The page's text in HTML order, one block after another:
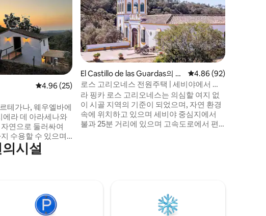
평점 4.96점(5점 만점), 후기 25개
4.96 (25)
테가나, 웨우엘바에
에라 데 아라세나와
연으로 둘러싸여
수용할 수 있으며,
개, 야외 공간이 있
영장, 현관이 있습
한 경험을 즐길 수
El Castillo de las Guardas의 별
장
평점 4.86점(5점 만점),
4.86 (92)
로스 고리오네스 전원주택 | 세비야에서 불
과 25분 거리
라 핑카 로스 고리오네스는 의심할 여지 없
이 시골 지역의 기준이 되었으며, 자연 환경
속에 위치하고 있으며 세비야 중심지에서
불과 25분 거리에 있으며 고속도로에서 편
시설